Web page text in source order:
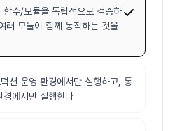
함수/모듈을 독립적으로 검증하
러 모듈이 함께 동작하는 것을
션 운영 환경에서만 실행하고, 통
에서만 실행한다